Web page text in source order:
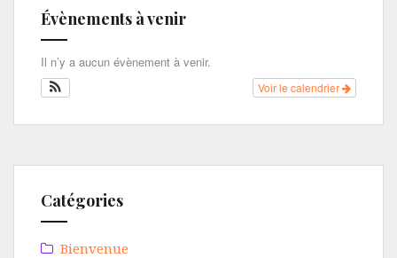
Évènements à venir
Il n’y a aucun évènement à venir.
Voir le calendrier
Catégories
Bienvenue